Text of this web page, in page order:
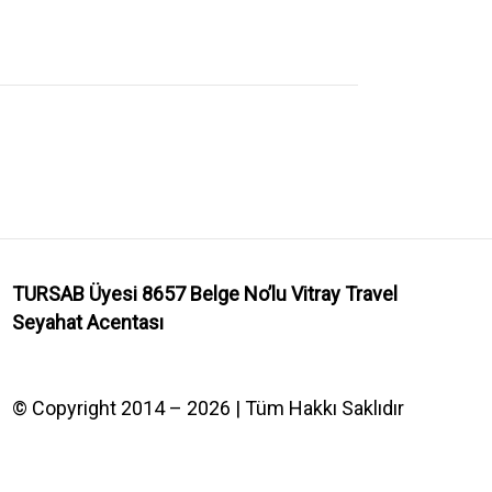
TURSAB Üyesi 8657 Belge No’luVitray Travel
Seyahat Acentası
© Copyright 2014 – 2026 | Tüm Hakkı Saklıdır